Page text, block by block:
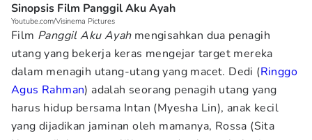
Sinopsis Film Panggil Aku Ayah
Youtube.com/Visinema Pictures
Film Panggil Aku Ayahmengisahkan dua penagih
utang yang bekerja keras mengejar target mereka
dalam menagih utang-utang yang macet. Dedi (Ringgo
Agus Rahman) adalah seorang penagih utang yang
harus hidup bersama Intan (Myesha Lin), anak kecil
yang dijadikan jaminan oleh mamanya, Rossa (Sita